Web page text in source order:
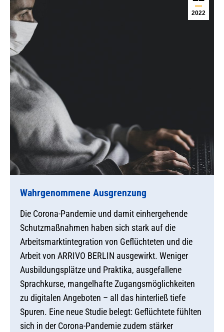
2022
Wahrgenommene Ausgrenzung
Die Corona-Pandemie und damit einhergehende
Schutzmaßnahmen haben sich stark auf die
Arbeitsmarktintegration von Geflüchteten und die
Arbeit von ARRIVO BERLIN ausgewirkt. Weniger
Ausbildungsplätze und Praktika, ausgefallene
Sprachkurse, mangelhafte Zugangsmöglichkeiten
zu digitalen Angeboten – all das hinterließ tiefe
Spuren. Eine neue Studie belegt: Geflüchtete fühlten
sich in der Corona-Pandemie zudem stärker